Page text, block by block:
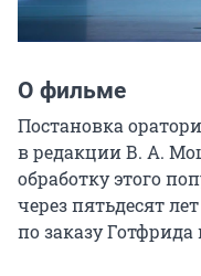
О фильме
Постановка
в редакции В. А.
обработку этого
через пятьдесят лет
по заказу